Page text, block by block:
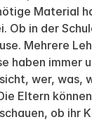
Material
Ob in der
Mehrere
haben immer
wer, was,
Eltern
ob ihr